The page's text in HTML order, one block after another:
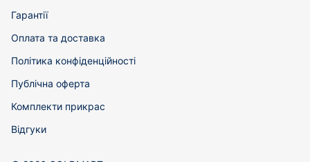
Гарантії
Оплата та доставка
Політика конфіденційності
Публічна оферта
Комплекти прикрас
Відгуки